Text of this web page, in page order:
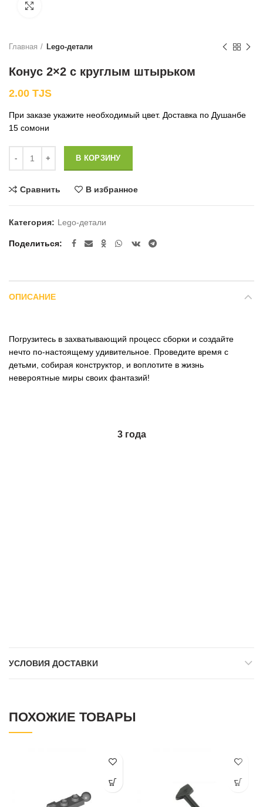
Главная Lego-детали
Конус 2×2 с круглым штырьком
2.00 TJS
При заказе укажите необходимый цвет. Доставка по Душанбе
15 сомони
В КОРЗИНУ
Сравнить В избранное
Категория: Lego-детали
Поделиться
ОПИСАНИЕ
Погрузитесь в захватывающий процесс сборки и создайте
нечто по-настоящему удивительное. Проведите время с
детьми, собирая конструктор, и воплотите в жизнь
невероятные миры своих фантазий!
3 года
УСЛОВИЯ ДОСТАВКИ
ПОХОЖИЕ ТОВАРЫ